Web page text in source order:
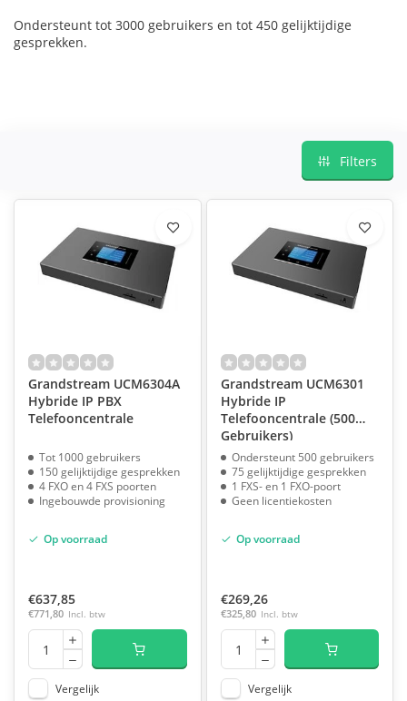
Ondersteunt tot 3000 gebruikers en tot 450 gelijktijdige
gesprekken.
Filters
Grandstream UCM6304A
Hybride IP PBX
Telefooncentrale
Tot 1000 gebruikers
150 gelijktijdige gesprekken
4 FXO en 4 FXS poorten
Ingebouwde provisioning
Op voorraad
€637,85
€771,80 Incl. btw
Vergelijk
Grandstream UCM6301
Hybride IP
Telefooncentrale (500
Gebruikers)
Ondersteunt 500 gebruikers
75 gelijktijdige gesprekken
1 FXS- en 1 FXO-poort
Geen licentiekosten
Op voorraad
€269,26
€325,80 Incl. btw
Vergelijk